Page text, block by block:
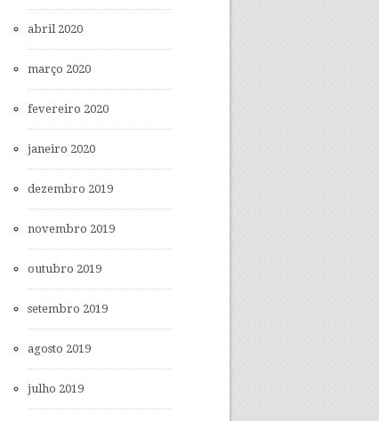
abril 2020
março 2020
fevereiro 2020
janeiro 2020
dezembro 2019
novembro 2019
outubro 2019
setembro 2019
agosto 2019
julho 2019